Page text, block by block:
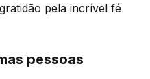
pela incrível fé
pessoas